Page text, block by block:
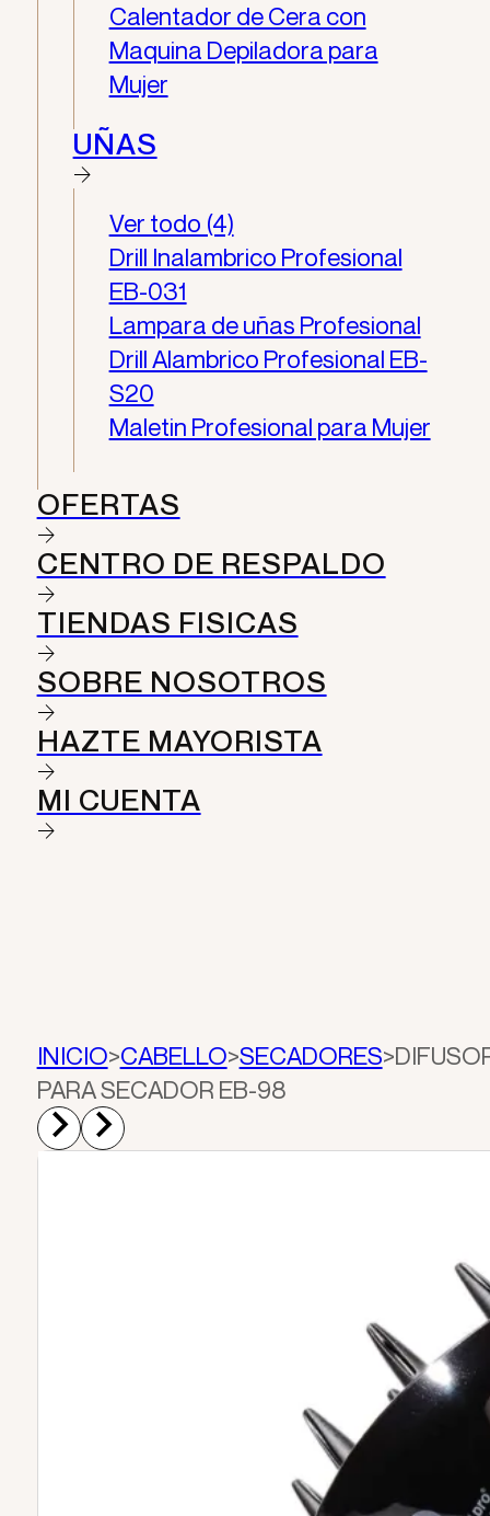
Calentador de Cera con
Maquina Depiladora para
Mujer
UÑAS
Ver todo (4)
Drill Inalambrico Profesional
EB-031
Lampara de uñas Profesional
Drill Alambrico Profesional EB-
S20
Maletin Profesional para Mujer
OFERTAS
CENTRO DE RESPALDO
TIENDAS FISICAS
SOBRE NOSOTROS
HAZTE MAYORISTA
MI CUENTA
INICIO>CABELLO>SECADORES>
PARA SECADOR EB-98